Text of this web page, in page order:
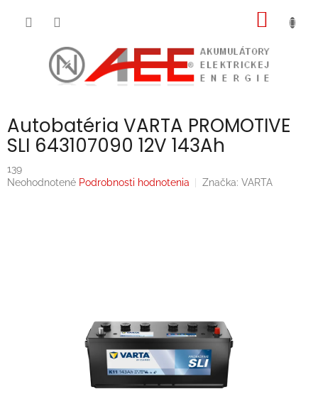
Autobatéria VARTA PROMOTIVE
SLI 643107090 12V 143Ah
139
Priemerné
Neohodnotené Podrobnosti hodnotenia Značka: VARTA